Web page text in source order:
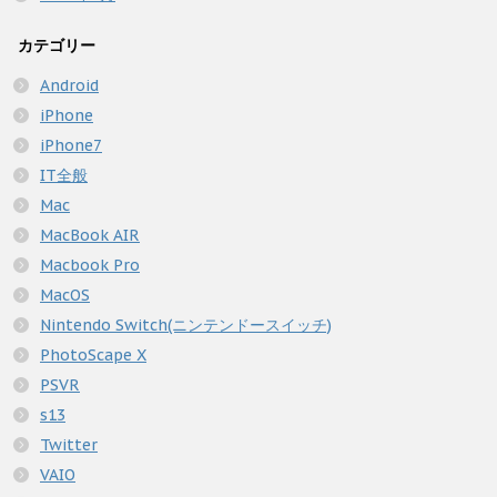
カテゴリー
Android
iPhone
iPhone7
IT全般
Mac
MacBook AIR
Macbook Pro
MacOS
Nintendo Switch(ニンテンドースイッチ)
PhotoScape X
PSVR
s13
Twitter
VAIO